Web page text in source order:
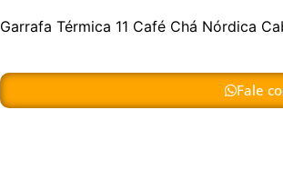
Garrafa Térmica 11 Café Chá Nórdica
Fale